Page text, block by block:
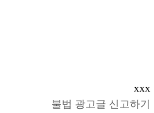
xxx
불법 광고글 신고하기